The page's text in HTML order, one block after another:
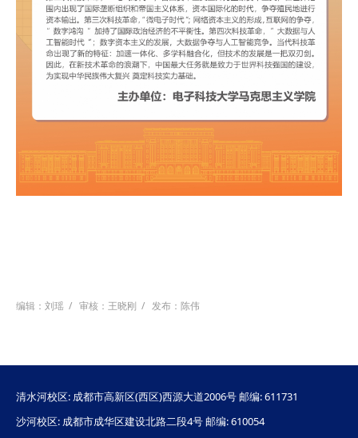
编辑：刘瑶 / 审核：王晓刚 / 发布：陈伟
清水河校区: 成都市高新区(西区)西源大道2006号 邮编: 611731
沙河校区: 成都市成华区建设北路二段4号 邮编: 610054